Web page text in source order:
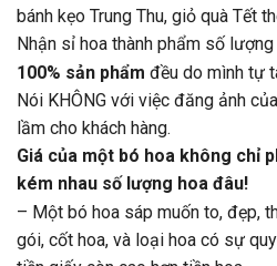
bánh kẹo Trung Thu, giỏ quà Tết
Nhận sỉ hoa thành phẩm số lượng
100% sản phẩm đều do mình tự
Nói KHÔNG với việc đăng ảnh
lầm cho khách hàng.
Giá của một bó hoa không chỉ
kém nhau số lượng hoa đâu!
– Một bó hoa sáp muốn to, đẹp,
gói, cốt hoa, và loại hoa có sự